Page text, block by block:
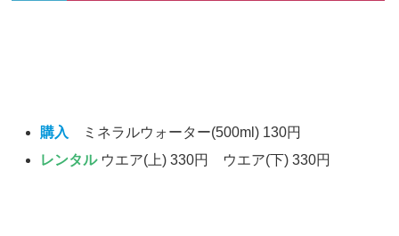
購入
ミネラルウォーター(500ml) 130円
レンタルウエア(上) 330円 ウエア(下) 330円